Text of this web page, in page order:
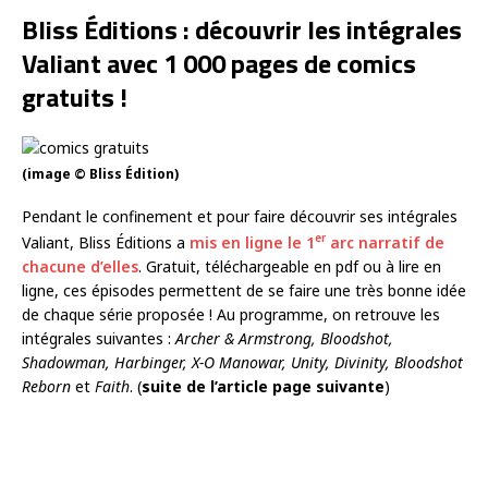
Bliss Éditions : découvrir les intégrales
Valiant avec 1 000 pages de comics
gratuits !
(image © Bliss Édition)
Pendant le confinement et pour faire découvrir ses intégrales
Valiant, Bliss Éditions a mis en ligne le 1erarc narratif de
chacune d’elles. Gratuit, téléchargeable en pdf ou à lire en
ligne, ces épisodes permettent de se faire une très bonne idée
de chaque série proposée ! Au programme, on retrouve les
intégrales suivantes : Archer & Armstrong, Bloodshot,
Shadowman, Harbinger, X-O Manowar, Unity, Divinity, Bloodshot
Reborn et Faith. (suite de l’article page suivante)